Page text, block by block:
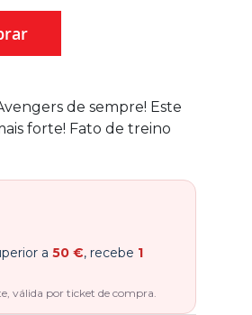
de sempre! Este
forte! Fato de treino
a 50 €, recebe 1
válida por ticket de compra.